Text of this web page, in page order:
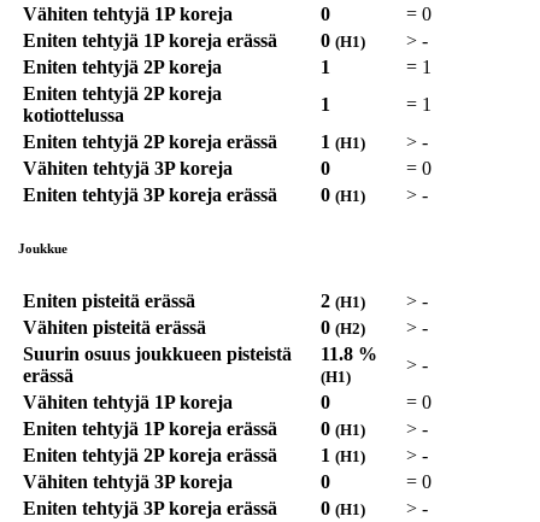
Vähiten tehtyjä 1P koreja 0 = 0
Eniten tehtyjä 1P koreja erässä
0 (H1) > -
Eniten tehtyjä 2P koreja
1 = 1
Eniten tehtyjä 2P koreja
kotiottelussa
1 = 1
Eniten tehtyjä 2P koreja erässä
1 (H1) > -
Vähiten tehtyjä 3P koreja
0 = 0
Eniten tehtyjä 3P koreja erässä
0 (H1) > -
Joukkue
Eniten pisteitä erässä 2 (H1) > -
Vähiten pisteitä erässä
0 (H2) > -
Suurin osuus joukkueen pisteistä
erässä
11.8 %
(H1)
> -
Vähiten tehtyjä 1P koreja
0 = 0
Eniten tehtyjä 1P koreja erässä
0 (H1) > -
Eniten tehtyjä 2P koreja erässä
1 (H1) > -
Vähiten tehtyjä 3P koreja
0 = 0
Eniten tehtyjä 3P koreja erässä
0 (H1) > -